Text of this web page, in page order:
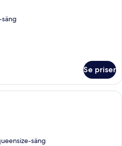
säng
Se priser
Ett modernt hotellrum med ett
säng